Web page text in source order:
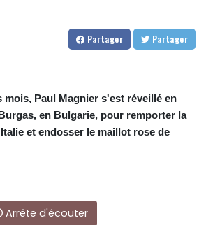
Partager Partager
mois, Paul Magnier s'est réveillé en
en Bulgarie, pour remporter la
et endosser le maillot rose de
Arrête d'écouter